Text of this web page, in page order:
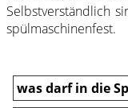
Selbstverständlich
spülmaschinenfest.
was darf in die